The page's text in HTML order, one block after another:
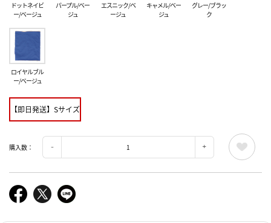
ドットネイビ
ー/ベージュ
パープル/ベー
ジュ
エスニック/ベ
ージュ
キャメル/ベー
ジュ
グレー/ブラッ
ク
ロイヤルブル
ー/ベージュ
【即日発送】Sサイズ
購入数：